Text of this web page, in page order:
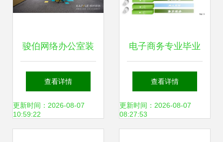
骏伯网络办公室装
修设计实景图赏析
专业设计打造高效
查看详情
更新时间：2026-08-07
10:59:22
电子商务专业毕业
设计PPT展示 专业
设计服务在线平台
查看详情
更新时间：2026-08-07
08:27:53